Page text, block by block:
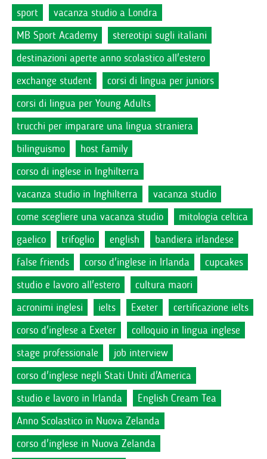
sport
vacanza studio a Londra
MB Sport Academy
stereotipi sugli italiani
destinazioni aperte anno scolastico all'estero
exchange student
corsi di lingua per juniors
corsi di lingua per Young Adults
trucchi per imparare una lingua straniera
bilinguismo
host family
corso di inglese in Inghilterra
vacanza studio in Inghilterra
vacanza studio
come scegliere una vacanza studio
mitologia celtica
gaelico
trifoglio english
bandiera irlandese
false friends
corso d'inglese in Irlanda
cupcakes
studio e lavoro all'estero
cultura maori
acronimi inglesi
ielts Exeter
certificazione ielts
corso d'inglese a Exeter
colloquio in lingua inglese
stage professionale
job interview
corso d'inglese negli Stati Uniti d'America
studio e lavoro in Irlanda
English Cream Tea
Anno Scolastico in Nuova Zelanda
corso d'inglese in Nuova Zelanda